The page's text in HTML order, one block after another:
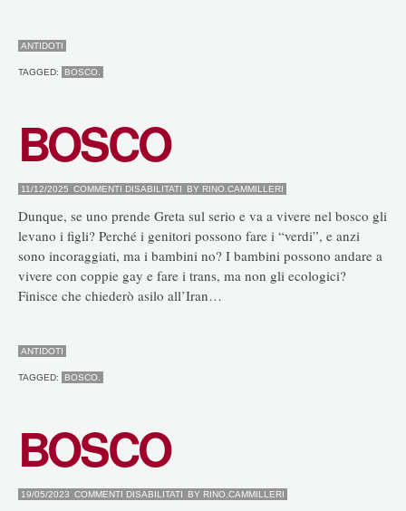
ANTIDOTI
TAGGED: BOSCO.
BOSCO
11/12/2025 COMMENTI DISABILITATI SU
BY RINO.CAMMILLERI
Dunque, se uno prende Greta sul serio e va a vivere nel bosco gli
levano i figli? Perché i genitori possono fare i “verdi”, e anzi
sono incoraggiati, ma i bambini no? I bambini possono andare a
vivere con coppie gay e fare i trans, ma non gli ecologici?
Finisce che chiederò asilo all’Iran…
ANTIDOTI
TAGGED: BOSCO.
BOSCO
19/05/2023 COMMENTI DISABILITATI SU
BY RINO.CAMMILLERI